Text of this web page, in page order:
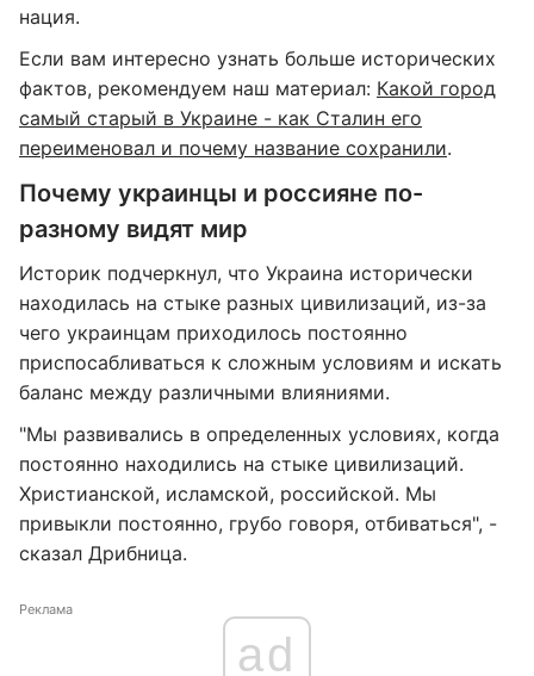
нация.
Если вам интересно узнать больше исторических
фактов, рекомендуем наш материал: Какой город
самый старый в Украине - как Сталин его
переименовал и почему название сохранили.
Почему украинцы и россияне по-
разному видят мир
Историк подчеркнул, что Украина исторически
находилась на стыке разных цивилизаций, из-за
чего украинцам приходилось постоянно
приспосабливаться к сложным условиям и искать
баланс между различными влияниями.
"Мы развивались в определенных условиях, когда
постоянно находились на стыке цивилизаций.
Христианской, исламской, российской. Мы
привыкли постоянно, грубо говоря, отбиваться", -
сказал Дрибница.
Реклама
ad